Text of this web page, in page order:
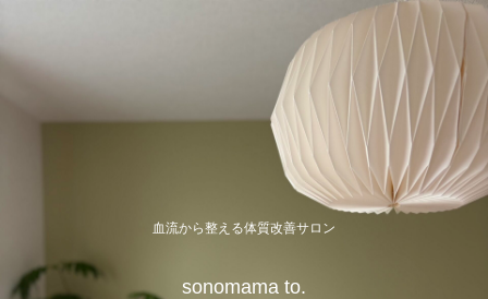
血流から整える体質改善サロン
sonomama to.